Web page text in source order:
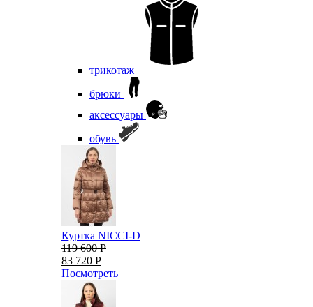
трикотаж
брюки
аксессуары
обувь
Куртка NICCI-D
119 600 Р
83 720 Р
Посмотреть